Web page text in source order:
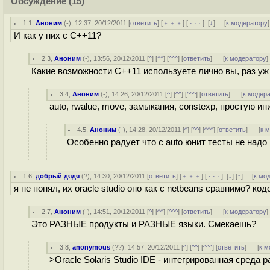
1.1 ,Аноним (-), 12:37, 20/12/2011 [ответить] [ ﹢﹢﹢] [ · · ·][↓] [к модератору]
И как у них с C++11?
2.3 ,Аноним (-), 13:56, 20/12/2011 [^] [^^] [^^^] [ответить] [к модератору]
Какие возможности С++11 используете лично вы, раз
3.4 ,Аноним (-), 14:26, 20/12/2011 [^] [^^] [^^^] [ответить] [к
auto, rwalue, move, замыкания, constexp, простую
4.5 ,Аноним (-), 14:28, 20/12/2011 [^] [^^] [^^^] [ответить] [к
Особенно радует что с auto юнит тесты не надо
1.6 добрый дядя (?), 14:30, 20/12/2011 [ответить] [ ﹢﹢﹢] [ · · ·][↓] [↑] [к
я не понял, их oracle studio оно как с netbeans сравнимо?
2.7 ,Аноним (-), 14:51, 20/12/2011 [^] [^^] [^^^] [ответить] [к модератору]
Это РАЗНЫЕ продукты и РАЗНЫЕ языки. Смекаешь?
3.8 ,anonymous (??), 14:57, 20/12/2011 [^] [^^] [^^^] [ответить] [к
>Oracle Solaris Studio IDE - интегрированная среда